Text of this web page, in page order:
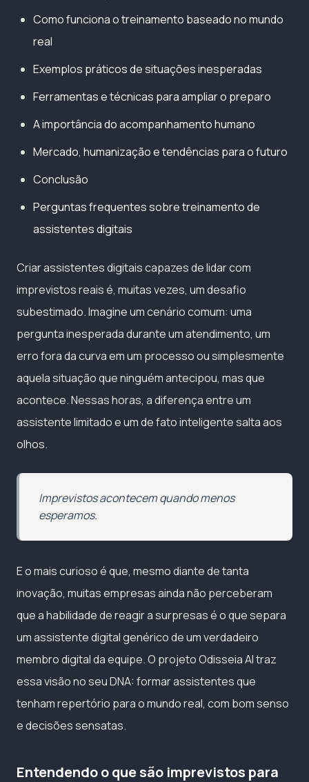
Como funciona o treinamento baseado no mundo
real
Exemplos práticos de situações inesperadas
Ferramentas e técnicas para ampliar o preparo
A importância do acompanhamento humano
Mercado, humanização e tendências para o futuro
Conclusão
Perguntas frequentes sobre treinamento de
assistentes digitais
Criar assistentes digitais capazes de lidar com
imprevistos reais é, muitas vezes, um desafio
subestimado. Imagine um cenário comum: uma
pergunta inesperada durante um atendimento, um
erro fora da curva em um processo ou simplesmente
aquela situação que ninguém antecipou, mas que
acontece. Nessas horas, a diferença entre um
assistente limitado e um de fato inteligente salta aos
olhos.
Imprevistos acontecem quando menos
esperamos.
E o mais curioso é que, mesmo diante de tanta
inovação, muitas empresas ainda não perceberam
que a habilidade de reagir a surpresas é o que separa
um assistente digital genérico de um verdadeiro
membro digital da equipe. O projeto Odisseia AI traz
essa visão no seu DNA: formar assistentes que
tenham repertório para o mundo real, com bom senso
e decisões sensatas.
Entendendo o que são imprevistos para